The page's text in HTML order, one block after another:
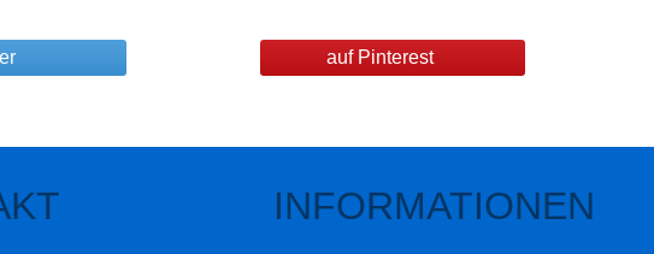
auf Pinterest
INFORMATIONEN